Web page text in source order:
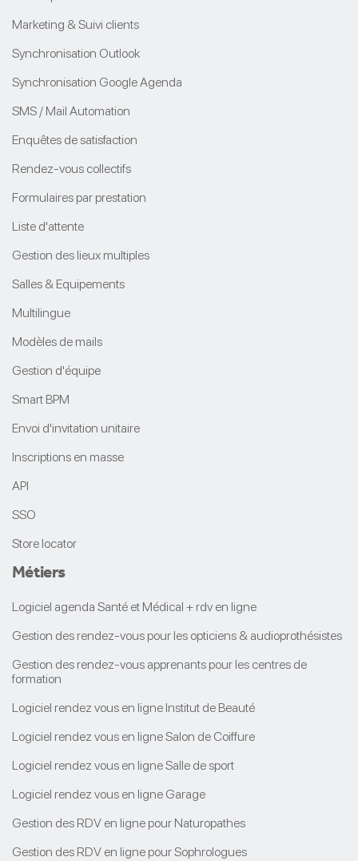
Marketing & Suivi clients
Synchronisation Outlook
Synchronisation Google Agenda
SMS / Mail Automation
Enquêtes de satisfaction
Rendez-vous collectifs
Formulaires par prestation
Liste d'attente
Gestion des lieux multiples
Salles & Equipements
Multilingue
Modèles de mails
Gestion d'équipe
Smart BPM
Envoi d'invitation unitaire
Inscriptions en masse
API
SSO
Store locator
Métiers
Logiciel agenda Santé et Médical + rdv en ligne
Gestion des rendez-vous pour les opticiens & audioprothésistes
Gestion des rendez-vous apprenants pour les centres de
formation
Logiciel rendez vous en ligne Institut de Beauté
Logiciel rendez vous en ligne Salon de Coiffure
Logiciel rendez vous en ligne Salle de sport
Logiciel rendez vous en ligne Garage
Gestion des RDV en ligne pour Naturopathes
Gestion des RDV en ligne pour Sophrologues